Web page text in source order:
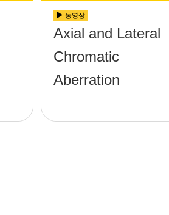
동영상
Axial and Lateral
Chromatic
Aberration